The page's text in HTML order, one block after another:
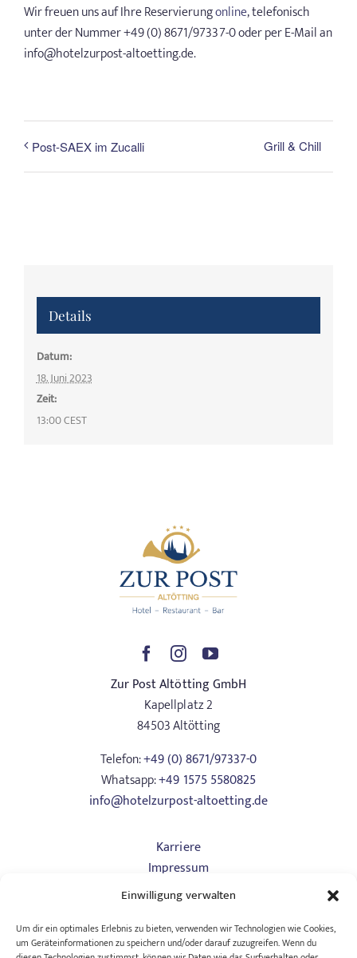
Einwilligung verwalten
Um dir ein optimales Erlebnis zu bieten, verwenden wir Technologien wie Cookies,
um Geräteinformationen zu speichern und/oder darauf zuzugreifen. Wenn du
Wir freuen uns auf Ihre Reservierungonline, telefonisch
unter der Nummer +49 (0) 8671/97337-0 oder per E-Mail an
info@hotelzurpost-altoetting.de.
Post-SAEX im Zucalli Grill & Chill
Details
Datum:
18. Juni 2023
Zeit:
13:00CEST
Zur Post Altötting GmbH
Kapellplatz 2
84503 Altötting
Telefon:+49 (0) 8671/97337-0
Whatsapp:+49 1575 5580825
info@hotelzurpost-altoetting.de
Karriere
Impressum
Datenschutz
AGB Hotel
AGB Tagungen